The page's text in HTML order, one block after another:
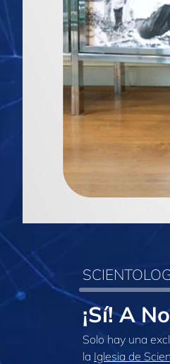
¡Sí! A
Solo hay una
la Iglesia de